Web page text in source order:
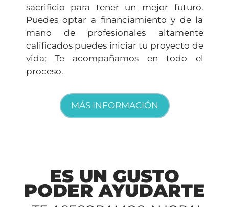
sacrificio para tener un mejor futuro.
Puedes optar a financiamiento y de la
mano de profesionales altamente
calificados puedes iniciar tu proyecto de
vida; Te acompañamos en todo el
proceso.
MÁS INFORMACIÓN
ES UN GUSTO
PODER AYUDARTE